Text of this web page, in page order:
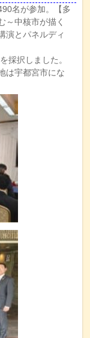
名が参加。【多
～中核市が描く
演とパネルディ
採択しました。
は宇都宮市にな